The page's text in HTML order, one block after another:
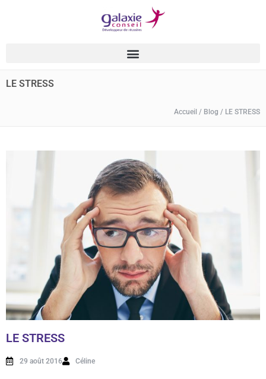
LE STRESS
Accueil / Blog / LE STRESS
LE STRESS
29 août 2016 Céline